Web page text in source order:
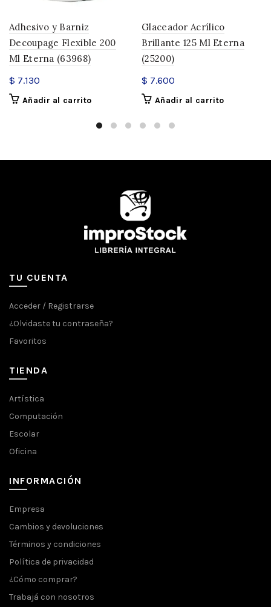
Adhesivo y Barniz
Decoupage Flexible 200
Ml Eterna (63968)
$ 7.130
Añadir al carrito
Glaceador Acrílico
Brillante 125 Ml Eterna
(25200)
$ 7.600
Añadir al carrito
TU CUENTA
Acceder / Registrarse
¿Olvidaste tu contraseña?
Favoritos
TIENDA
Artística
Computación
Escolar
Oficina
INFORMACIÓN
Empresa
Cambios y devoluciones
Términos y condiciones
Política de privacidad
¿Cómo comprar?
Trabajá con nosotros